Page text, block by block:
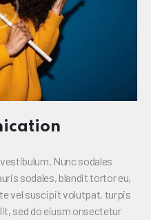
Nunc sodales
sodales, blandit tortor eu,
vel suscipit volutpat, turpis
sed do eiusm onsectetur